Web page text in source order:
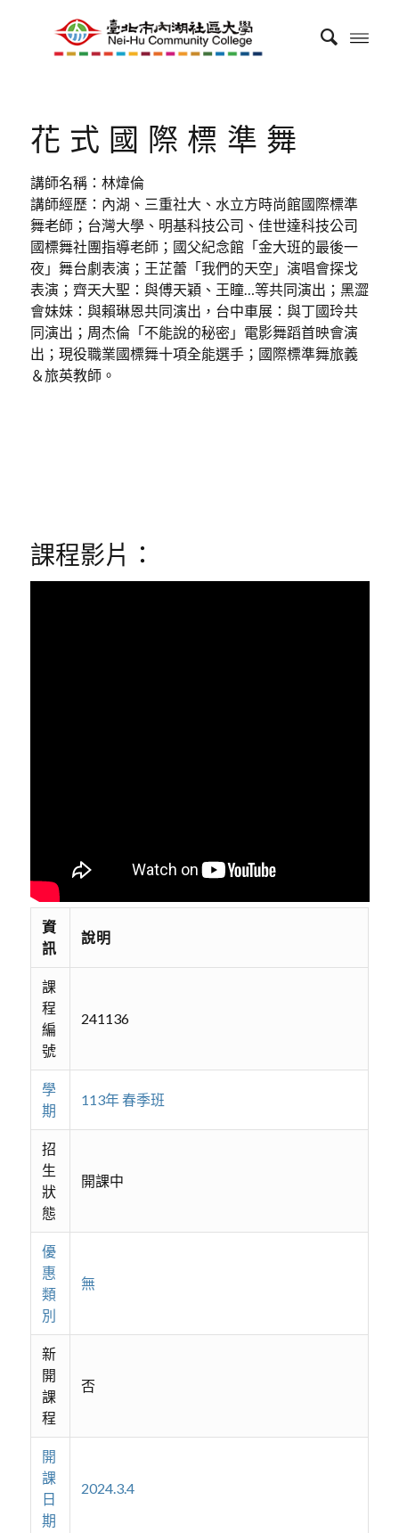
花式國際標準舞
講師名稱：林煒倫
講師經歷：內湖、三重社大、水立方時尚館國際標準
舞老師；台灣大學、明基科技公司、佳世達科技公司
國標舞社團指導老師；國父紀念館「金大班的最後一
夜」舞台劇表演；王芷蕾「我們的天空」演唱會探戈
表演；齊天大聖：與傅天穎、王瞳…等共同演出；黑澀
會妹妹：與賴琳恩共同演出，台中車展：與丁國玲共
同演出；周杰倫「不能說的秘密」電影舞蹈首映會演
出；現役職業國標舞十項全能選手；國際標準舞旅義
＆旅英教師。
課程影片：
資
訊
說明
課
程
編
號
241136
學
期
113年 春季班
招
生
狀
態
開課中
優
惠
類
別
無
新
開
課
程
否
開
課
日
期
2024.3.4